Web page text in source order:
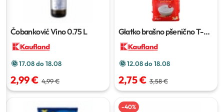
Čobanković Vino0.75 L
17.08 do 18.08
2,99 € 4,99 €
Glatko brašno pšenično T-
12.08 do 18.08
2,75 € 3,58 €
-40%